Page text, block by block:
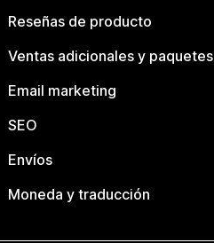
Reseñas de producto
Ventas adicionales y paquetes
Email marketing
SEO
Envíos
Moneda y traducción